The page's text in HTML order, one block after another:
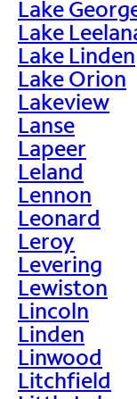
Lake
Lake
Lake Linden
Lake Orion
Lakeview
Lanse
Lapeer
Leland
Lennon
Leonard
Leroy
Levering
Lewiston
Lincoln
Linden
Linwood
Litchfield